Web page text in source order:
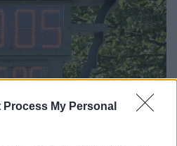
Process My Personal